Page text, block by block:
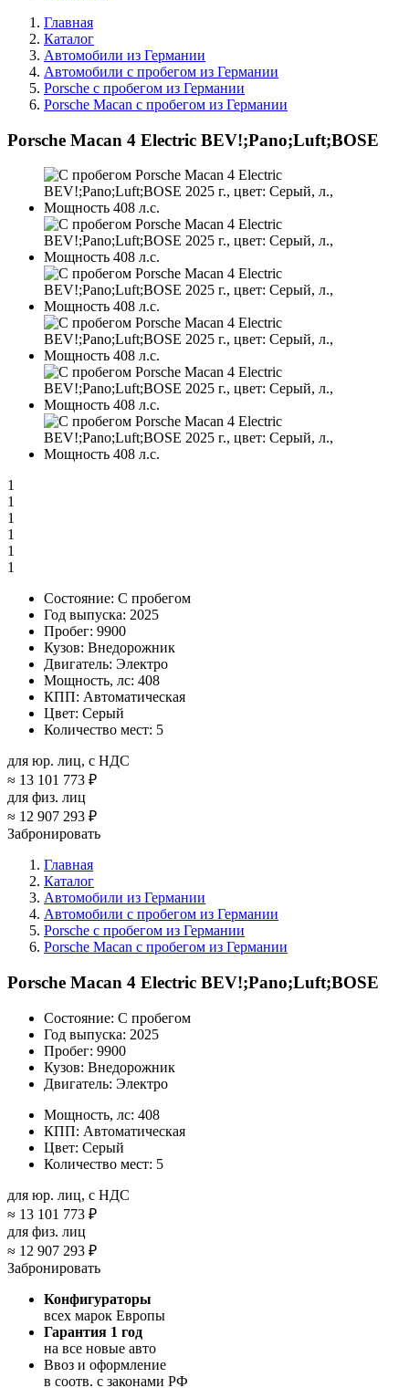
Главная
Каталог
Автомобили из Германии
Автомобили с пробегом из Германии
Porsche с пробегом из Германии
Porsche Macan с пробегом из Германии
Porsche Macan 4 Electric BEV!;Pano;Luft;BOSE
1
1
1
1
1
1
Состояние: С пробегом
Год выпуска: 2025
Пробег: 9900
Кузов: Внедорожник
Двигатель: Электро
Мощность, лс: 408
КПП: Автоматическая
Цвет: Серый
Количество мест: 5
для юр. лиц, с НДС
≈ 13 101 773 ₽
для физ. лиц
≈ 12 907 293 ₽
Забронировать
Главная
Каталог
Автомобили из Германии
Автомобили с пробегом из Германии
Porsche с пробегом из Германии
Porsche Macan с пробегом из Германии
Porsche Macan 4 Electric BEV!;Pano;Luft;BOSE
Состояние: С пробегом
Год выпуска: 2025
Пробег: 9900
Кузов: Внедорожник
Двигатель: Электро
Мощность, лс: 408
КПП: Автоматическая
Цвет: Серый
Количество мест: 5
для юр. лиц, с НДС
≈ 13 101 773 ₽
для физ. лиц
≈ 12 907 293 ₽
Забронировать
Конфигураторы
всех марок Европы
Гарантия 1 год
на все новые авто
Ввоз и оформление
в соотв. с законами РФ